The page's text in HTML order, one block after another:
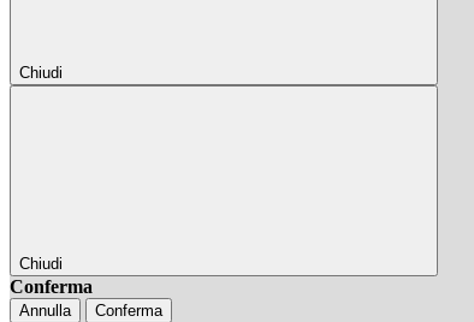
Chiudi
Chiudi
Conferma
Annulla Conferma